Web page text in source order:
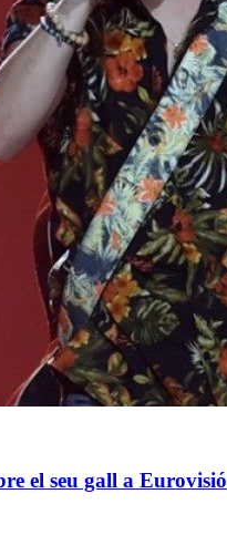
el seu gall a Eurovisió